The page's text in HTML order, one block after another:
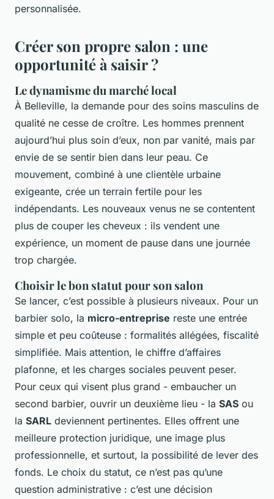
personnalisée.
Créer son propre salon : une
opportunité à saisir ?
Le dynamisme du marché local
À Belleville, la demande pour des soins masculins de
qualité ne cesse de croître. Les hommes prennent
aujourd’hui plus soin d’eux, non par vanité, mais par
envie de se sentir bien dans leur peau. Ce
mouvement, combiné à une clientèle urbaine
exigeante, crée un terrain fertile pour les
indépendants. Les nouveaux venus ne se contentent
plus de couper les cheveux : ils vendent une
expérience, un moment de pause dans une journée
trop chargée.
Choisir le bon statut pour son salon
Se lancer, c’est possible à plusieurs niveaux. Pour un
barbier solo, la micro-entreprise reste une entrée
simple et peu coûteuse : formalités allégées, fiscalité
simplifiée. Mais attention, le chiffre d’affaires
plafonne, et les charges sociales peuvent peser.
Pour ceux qui visent plus grand - embaucher un
second barbier, ouvrir un deuxième lieu - la SAS ou
la SARL deviennent pertinentes. Elles offrent une
meilleure protection juridique, une image plus
professionnelle, et surtout, la possibilité de lever des
fonds. Le choix du statut, ce n’est pas qu’une
question administrative : c’est une décision